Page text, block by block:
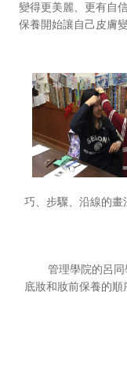
變得更美麗、更有自
保養開始讓自己皮膚
巧、步驟、沿線的
管理學院的呂
底妝和妝前保養的